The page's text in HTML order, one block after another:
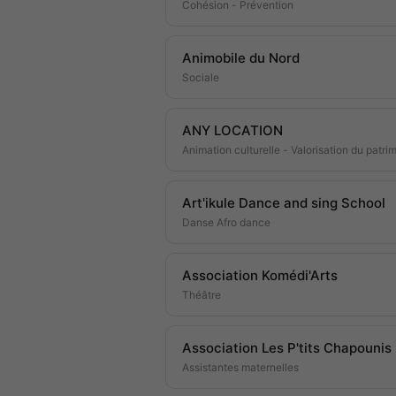
Cohésion - Prévention
Animobile du Nord
Sociale
ANY LOCATION
Animation culturelle - Valorisation du
Art'ikule Dance and sing School
Danse Afro dance
Association Komédi'Arts
Théâtre
Association Les P'tits Chapounis
Assistantes maternelles